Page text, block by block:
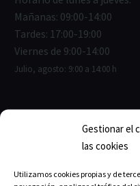
Gestionar el
las cookies
Utilizamos cookies propias y de
Mañanas: 09:00-14:00
Tardes: 17:00-19:00
Viernes de 9:00-14:00
Julio, agosto: 9:00 a 14:00 h
ENLACES ÚTILES
Junta de Gobierno